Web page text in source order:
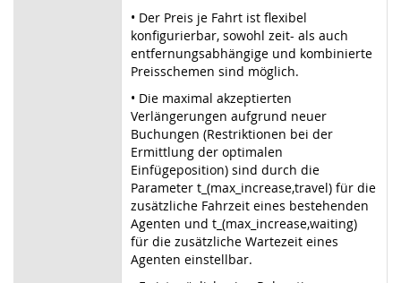
• Der Preis je Fahrt ist flexibel
konfigurierbar, sowohl zeit- als auch
entfernungsabhängige und kombinierte
Preisschemen sind möglich.
• Die maximal akzeptierten
Verlängerungen aufgrund neuer
Buchungen (Restriktionen bei der
Ermittlung der optimalen
Einfügeposition) sind durch die
Parameter t_(max_increase,travel) für die
zusätzliche Fahrzeit eines bestehenden
Agenten und t_(max_increase,waiting)
für die zusätzliche Wartezeit eines
Agenten einstellbar.